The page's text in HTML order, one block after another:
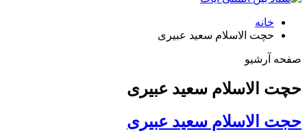
خانه
حچت الاسلام سعید عبیری
صفحه آرشیو
حچت الاسلام سعید عبیری
حجت الاسلام سعید عبیری